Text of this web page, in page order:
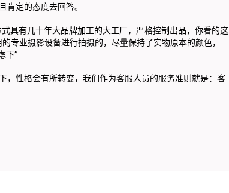
定的态度去回答。
有几十年大品牌加工的大工厂，严格控制出品，你看的这
专业摄影设备进行拍摄的，尽量保持了实物原本的颜色，
下”
格会有所转变，我们作为客服人员的服务准则就是：客